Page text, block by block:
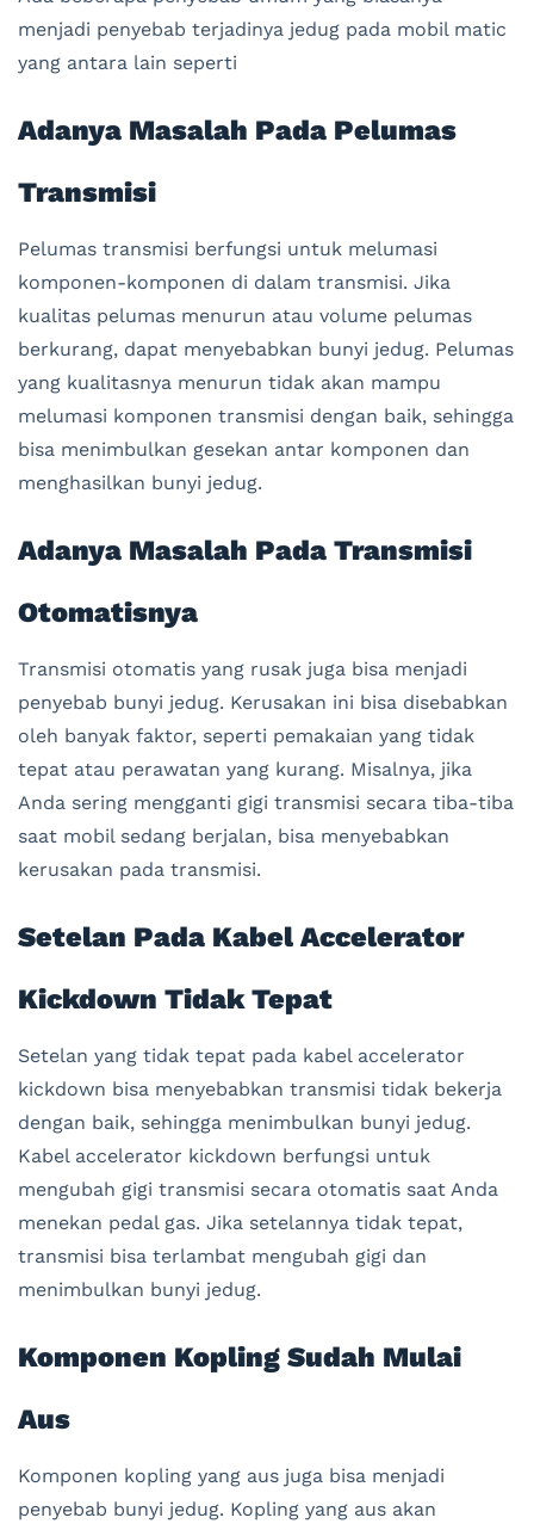
menjadi penyebab terjadinya jedug pada mobil matic
yang antara lain seperti
Adanya Masalah Pada Pelumas
Transmisi
Pelumas transmisi berfungsi untuk melumasi
komponen-komponen di dalam transmisi. Jika
kualitas pelumas menurun atau volume pelumas
berkurang, dapat menyebabkan bunyi jedug. Pelumas
yang kualitasnya menurun tidak akan mampu
melumasi komponen transmisi dengan baik, sehingga
bisa menimbulkan gesekan antar komponen dan
menghasilkan bunyi jedug.
Adanya Masalah Pada Transmisi
Otomatisnya
Transmisi otomatis yang rusak juga bisa menjadi
penyebab bunyi jedug. Kerusakan ini bisa disebabkan
oleh banyak faktor, seperti pemakaian yang tidak
tepat atau perawatan yang kurang. Misalnya, jika
Anda sering mengganti gigi transmisi secara tiba-tiba
saat mobil sedang berjalan, bisa menyebabkan
kerusakan pada transmisi.
Setelan Pada Kabel Accelerator
Kickdown Tidak Tepat
Setelan yang tidak tepat pada kabel accelerator
kickdown bisa menyebabkan transmisi tidak bekerja
dengan baik, sehingga menimbulkan bunyi jedug.
Kabel accelerator kickdown berfungsi untuk
mengubah gigi transmisi secara otomatis saat Anda
menekan pedal gas. Jika setelannya tidak tepat,
transmisi bisa terlambat mengubah gigi dan
menimbulkan bunyi jedug.
Komponen Kopling Sudah Mulai
Aus
Komponen kopling yang aus juga bisa menjadi
penyebab bunyi jedug. Kopling yang aus akan